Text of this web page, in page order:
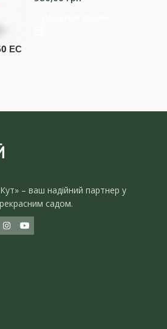
ЕС
– ваш надійний партнер у
садом.